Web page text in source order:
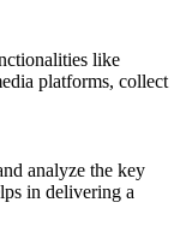
like
platforms, collect
analyze the key
in delivering a